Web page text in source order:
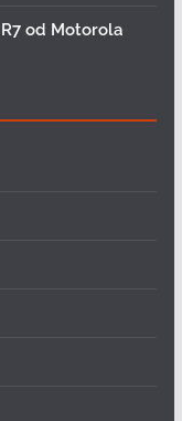
od Motorola